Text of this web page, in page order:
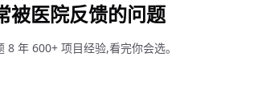
被医院反馈的问题
年 600+ 项目经验,看完你会选。